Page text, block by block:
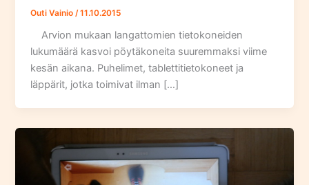
Outi Vainio /11.10.2015
Arvion mukaan langattomien tietokoneiden
lukumäärä kasvoi pöytäkoneita suuremmaksi viime
kesän aikana. Puhelimet, tablettitietokoneet ja
läppärit, jotka toimivat ilman […]